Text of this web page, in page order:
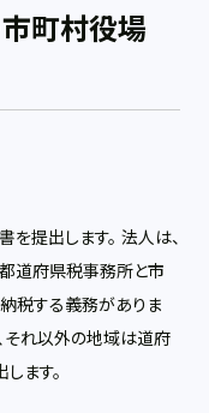
市町村役場
提出します。 法人は、
道府県税事務所と市
税する義務がありま
それ以外の地域は道府
ます。